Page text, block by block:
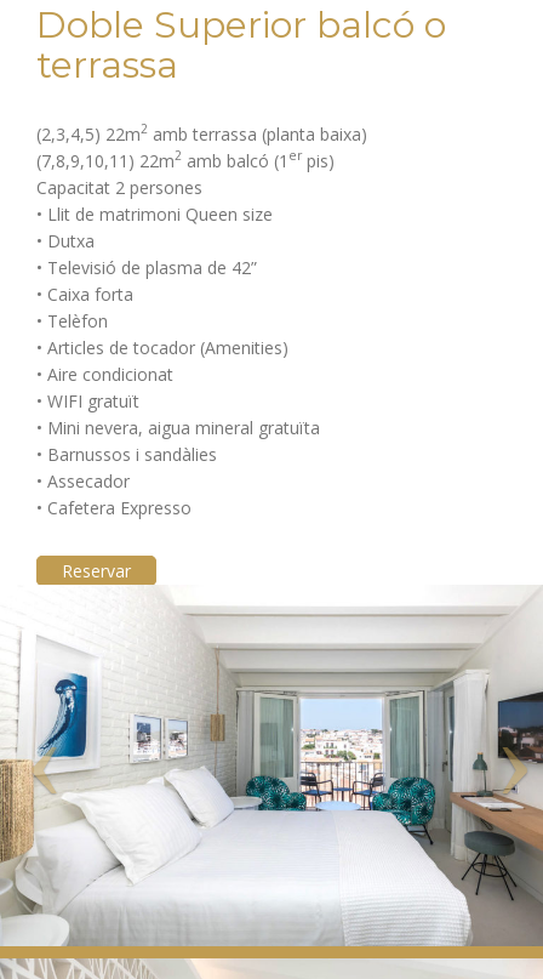
Doble Superior balcó o
terrassa
(2,3,4,5) 22m2 amb terrassa (planta baixa)
(7,8,9,10,11) 22m2 amb balcó (1 erpis)
Capacitat 2 persones
• Llit de matrimoni Queen size
• Dutxa
• Televisió de plasma de 42”
• Caixa forta
• Telèfon
• Articles de tocador (Amenities)
• Aire condicionat
• WIFI gratuït
• Mini nevera, aigua mineral gratuïta
• Barnussos i sandàlies
• Assecador
• Cafetera Expresso
Reservar